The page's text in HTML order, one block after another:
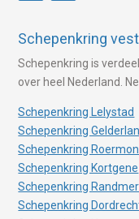
Schepenkring
Schepenkring is
over heel Nederland.
Schepenkring Lelystad
Schepenkring
Schepenkring
Schepenkring Kortgene
Schepenkring
Schepenkring